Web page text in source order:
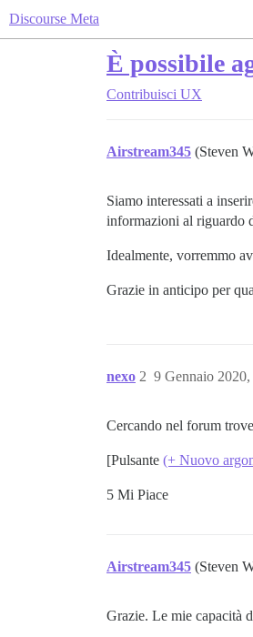
Discourse Meta
È possibile
Contribuisci UX
Airstream345 (Steven
Siamo interessati a
informazioni al riguardo
Idealmente, vorremmo
Grazie in anticipo per
nexo 9 Gennaio
2
Cercando nel forum
[Pulsante (+ Nuovo
5 Mi Piace
Airstream345 (Steven
Grazie. Le mie capacità